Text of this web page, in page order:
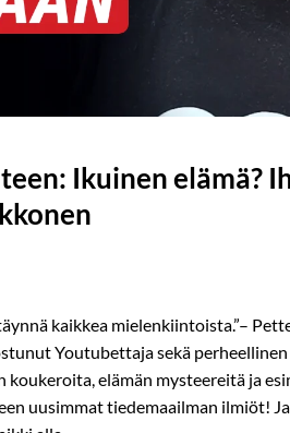
Ikuinen elämä?
kaikkea mielenkiintoista.”–
Youtubettaja sekä perheellinen
elämän mysteereitä ja
uusimmat tiedemaailman ilmiöt!